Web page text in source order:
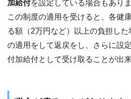
加給付を設定している場合もありま
この制度の適用を受けると、各健
る額（2万円など）以上の負担し
の適用をして返戻をし、さらに設
付加給付として受け取ることが出来